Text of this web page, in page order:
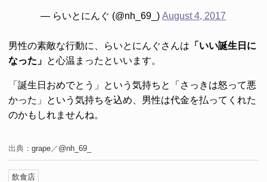
— らいとにんぐ (@nh_69_)August 4, 2017
男性の素敵な行動に、らいとにんぐさんは 「いい誕生日に
なった」 と心温まったといいます。
「誕生日おめでとう」という気持ちと「さっきは怒って悪
かった」という気持ちを込め、男性は代金を払ってくれた
のかもしれませんね。
出典： grape ／ @nh_69_
飲食店